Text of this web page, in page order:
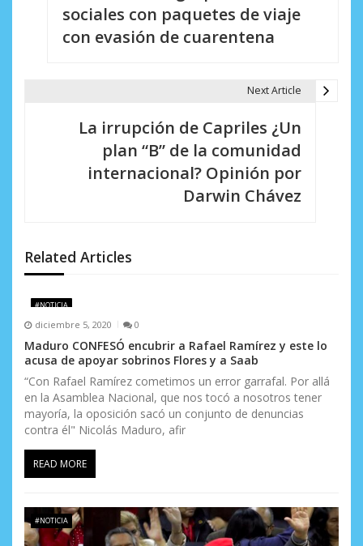
d
e
n
t
r
a
d
s
sociales con paquetes de viaje
con evasión de cuarentena
Next Article
La irrupción de Capriles ¿Un
plan “B” de la comunidad
internacional? Opinión por
Darwin Chávez
Related Articles
#NOTICIA
diciembre 5, 2020 0
Maduro CONFESÓ encubrir a Rafael Ramírez y este lo
acusa de apoyar sobrinos Flores y a Saab
“Con Rafael Ramírez cometimos un error garrafal. Por allá
en la Asamblea Nacional, que nos tocó a nosotros tener
mayoría, la oposición sacó un conjunto de denuncias
contra él" Nicolás Maduro, afir
READ MORE
#NOTICIA